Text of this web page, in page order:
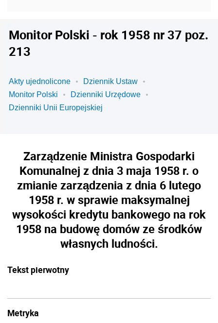
Monitor Polski - rok 1958 nr 37 poz.
213
Akty ujednolicone
Dziennik Ustaw
Monitor Polski
Dzienniki Urzędowe
Dzienniki Unii Europejskiej
Zarządzenie Ministra Gospodarki
Komunalnej z dnia 3 maja 1958 r. o
zmianie zarządzenia z dnia 6 lutego
1958 r. w sprawie maksymalnej
wysokości kredytu bankowego na rok
1958 na budowę domów ze środków
własnych ludności.
Tekst pierwotny
Metryka